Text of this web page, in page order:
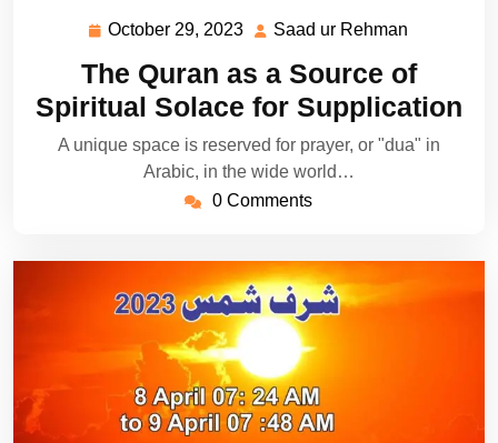
October 29, 2023 October
2023
Saad ur Rehman
Rehman
The Quran as a Source of
Spiritual Solace for Supplication
A unique space is reserved for prayer, or "dua" in
Arabic, in the wide world…
0 Comments